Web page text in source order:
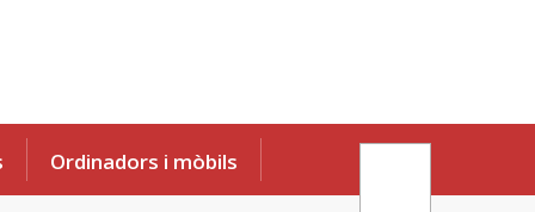
Ordinadors i mòbils